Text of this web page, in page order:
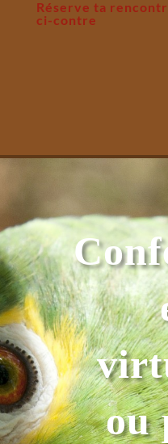
Réserve ta
ci-contre
ou